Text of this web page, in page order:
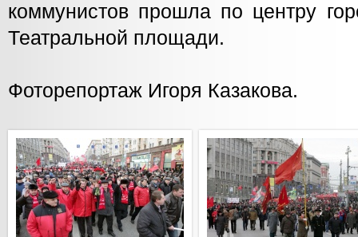
коммунистов прошла по центру
Театральной площади.
Фоторепортаж Игоря Казакова.